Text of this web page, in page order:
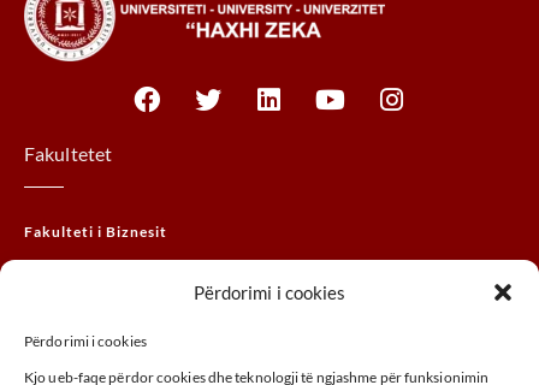
Përdorimi i cookies
Përdorimi i cookies
Kjo ueb-faqe përdor cookies dhe teknologji të ngjashme për funksionimin
Fakultetet
Fakulteti i Biznesit